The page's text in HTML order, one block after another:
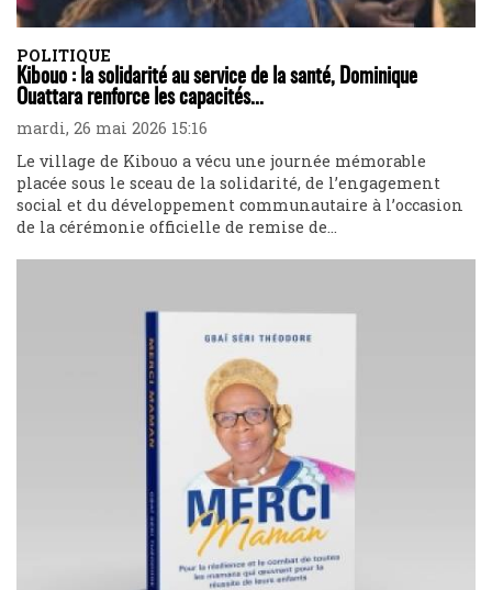
POLITIQUE
Kibouo : la solidarité au service de la santé, Dominique
Ouattara renforce les capacités...
mardi, 26 mai 2026 15:16
Le village de Kibouo a vécu une journée mémorable
placée sous le sceau de la solidarité, de l’engagement
social et du développement communautaire à l’occasion
de la cérémonie officielle de remise de...